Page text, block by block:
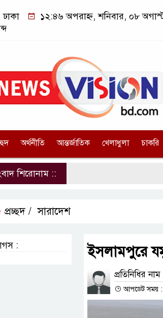
ঢাকা
১২:৪৬ অপরাহ্ন, শনিবার, ০৮
অর্থনীতি আন্তর্জাতিক খেলাধুলা চাকরি
শিরোনাম ::
প্রচ্ছদ / সারাদেশ
ইসলামপুরে
প্রতিনিধির নাম
আপডেট সময় :
: